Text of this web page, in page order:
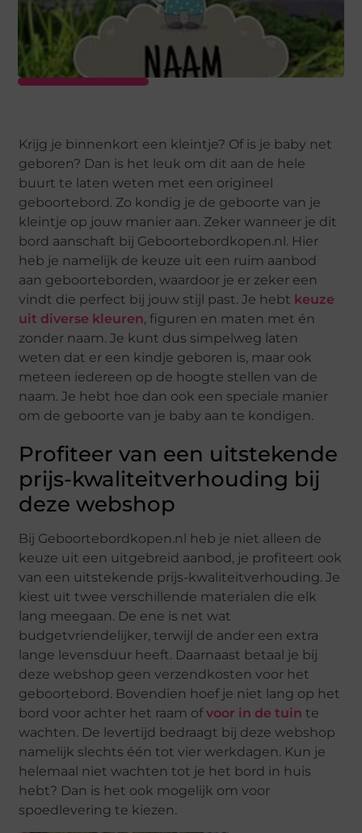
Krijg je binnenkort een kleintje? Of is je baby net
geboren? Dan is het leuk om dit aan de hele
buurt te laten weten met een origineel
geboortebord. Zo kondig je de geboorte van je
kleintje op jouw manier aan. Zeker wanneer je dit
bord aanschaft bij Geboortebordkopen.nl. Hier
heb je namelijk de keuze uit een ruim aanbod
aan geboorteborden, waardoor je er zeker een
vindt die perfect bij jouw stijl past. Je hebt keuze
uit diverse kleuren, figuren en maten met én
zonder naam. Je kunt dus simpelweg laten
weten dat er een kindje geboren is, maar ook
meteen iedereen op de hoogte stellen van de
naam. Je hebt hoe dan ook een speciale manier
om de geboorte van je baby aan te kondigen.
Profiteer van een uitstekende
prijs-kwaliteitverhouding bij
deze webshop
Bij Geboortebordkopen.nl heb je niet alleen de
keuze uit een uitgebreid aanbod, je profiteert ook
van een uitstekende prijs-kwaliteitverhouding. Je
kiest uit twee verschillende materialen die elk
lang meegaan. De ene is net wat
budgetvriendelijker, terwijl de ander een extra
lange levensduur heeft. Daarnaast betaal je bij
deze webshop geen verzendkosten voor het
geboortebord. Bovendien hoef je niet lang op het
bord voor achter het raam ofvoor in de tuin te
wachten. De levertijd bedraagt bij deze webshop
namelijk slechts één tot vier werkdagen. Kun je
helemaal niet wachten tot je het bord in huis
hebt? Dan is het ook mogelijk om voor
spoedlevering te kiezen.